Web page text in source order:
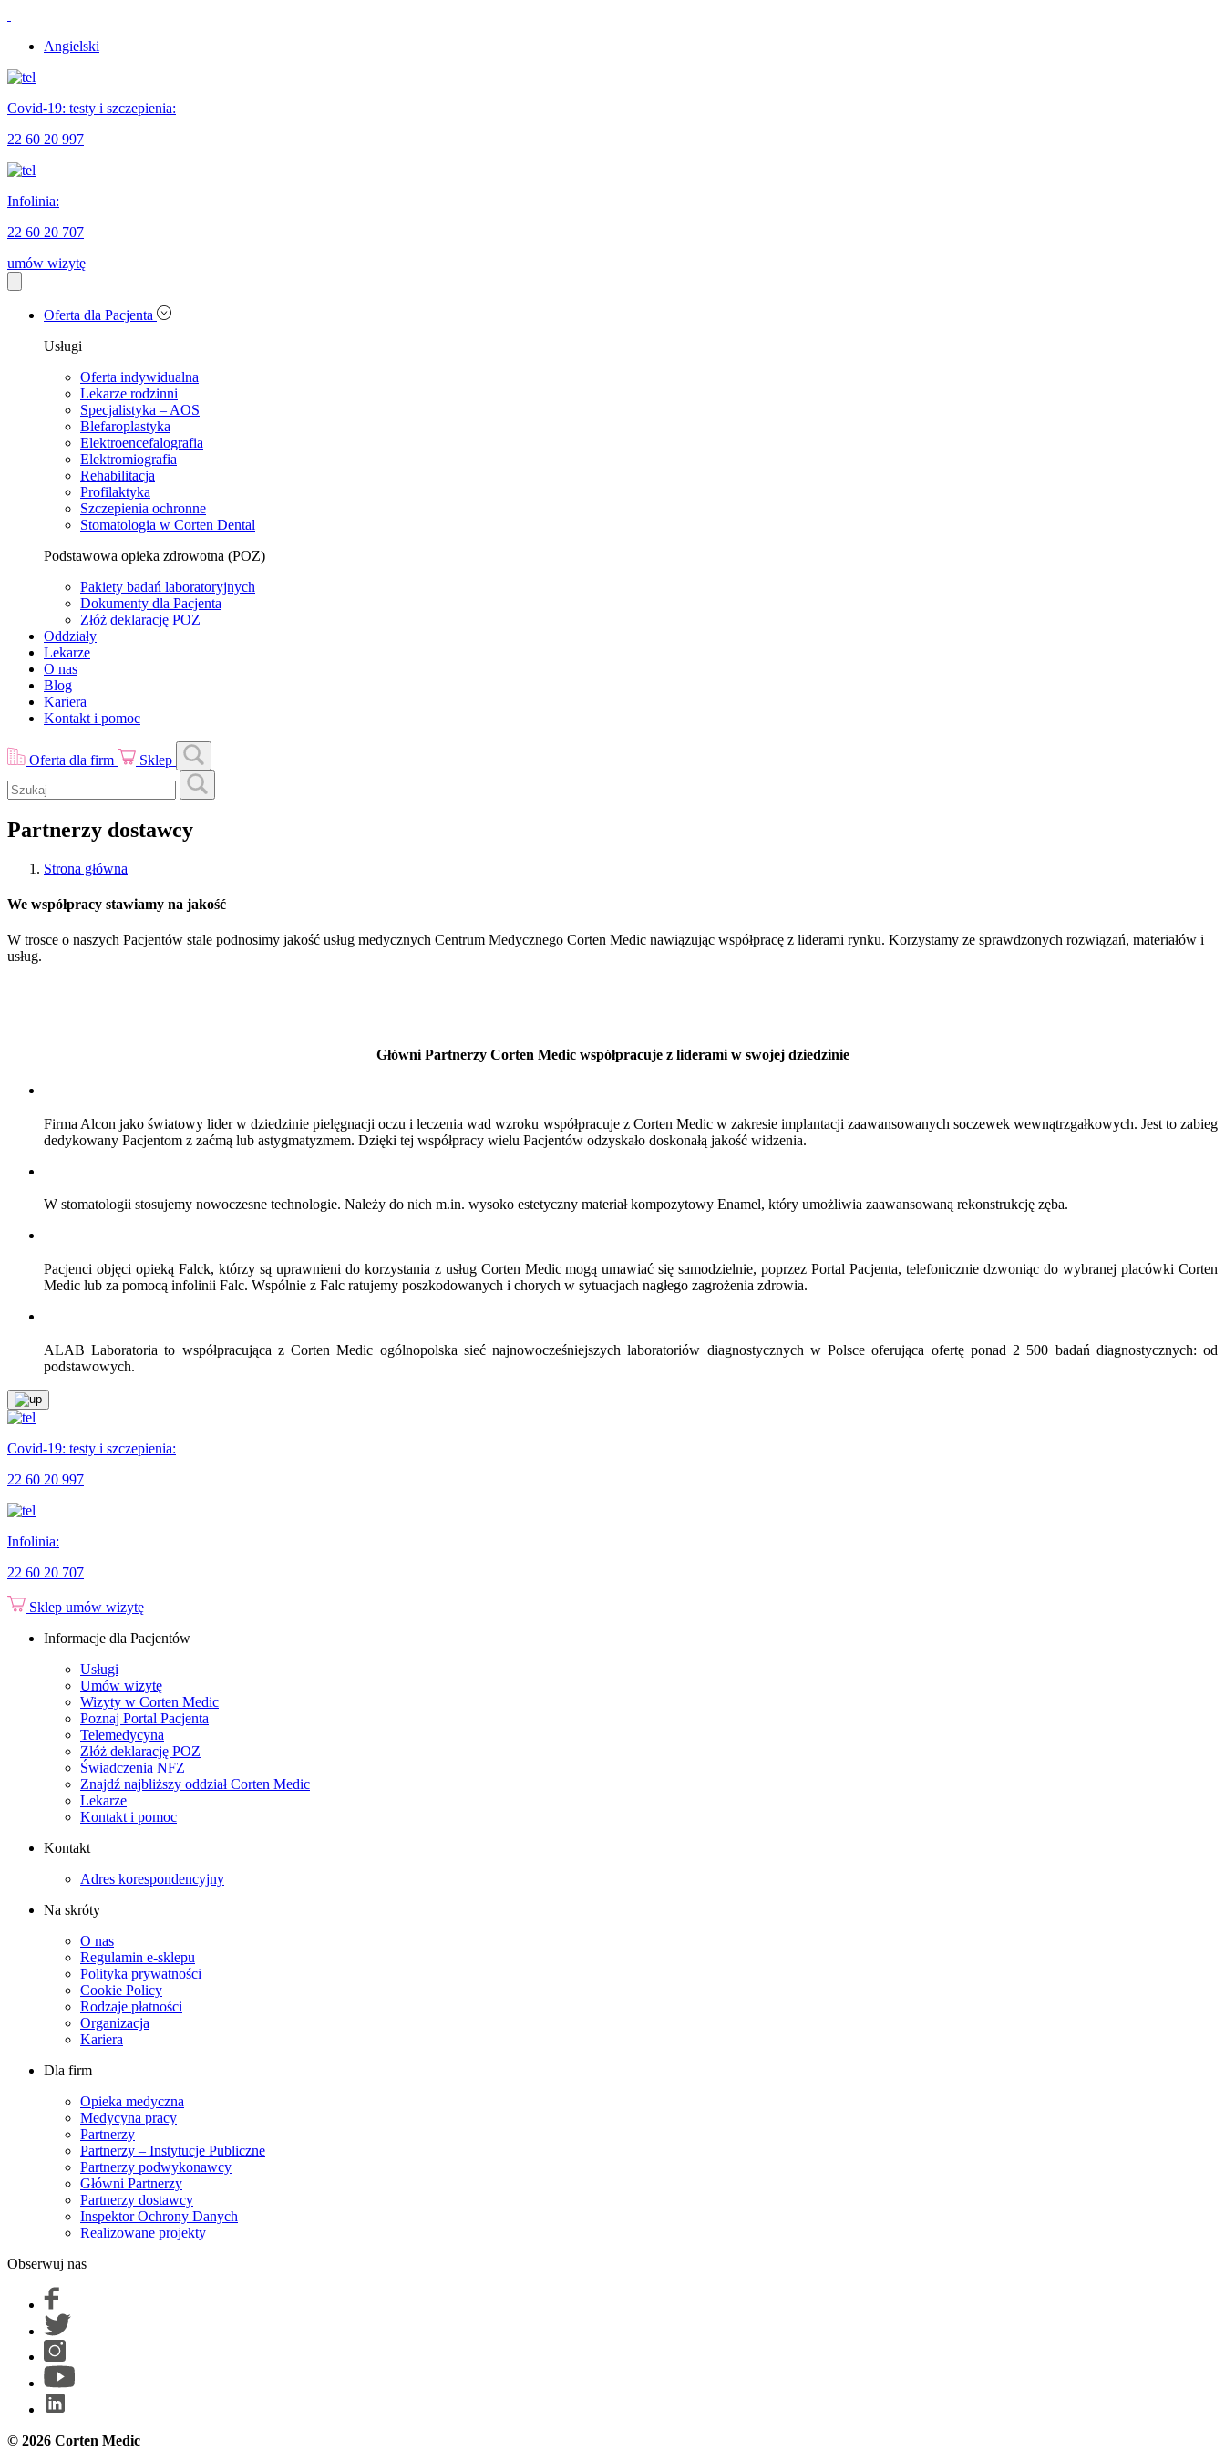
Angielski
Covid-19: testy i szczepienia:
22 60 20 997
Infolinia:
22 60 20 707
umów wizytę
Oferta dla Pacjenta
Usługi
Oferta indywidualna
Lekarze rodzinni
Specjalistyka – AOS
Blefaroplastyka
Elektroencefalografia
Elektromiografia
Rehabilitacja
Profilaktyka
Szczepienia ochronne
Stomatologia w Corten Dental
Podstawowa opieka zdrowotna (POZ)
Pakiety badań laboratoryjnych
Dokumenty dla Pacjenta
Złóż deklarację POZ
Oddziały
Lekarze
O nas
Blog
Kariera
Kontakt i pomoc
Oferta dla firm Sklep
Partnerzy dostawcy
Strona główna
We współpracy stawiamy na jakość
W trosce o naszych Pacjentów stale podnosimy jakość usług medycznych Centrum Medycznego Corten Medic nawiązując współpracę z liderami rynku. Korzystamy ze sprawdzonych rozwiązań, materiałów i
usług.
Główni Partnerzy Corten Medic współpracuje z liderami w swojej dziedzinie
Firma Alcon jako światowy lider w dziedzinie pielęgnacji oczu i leczenia wad wzroku współpracuje z Corten Medic w zakresie implantacji zaawansowanych soczewek wewnątrzgałkowych. Jest to zabieg
dedykowany Pacjentom z zaćmą lub astygmatyzmem. Dzięki tej współpracy wielu Pacjentów odzyskało doskonałą jakość widzenia.
W stomatologii stosujemy nowoczesne technologie. Należy do nich m.in. wysoko estetyczny materiał kompozytowy Enamel, który umożliwia zaawansowaną rekonstrukcję zęba.
Pacjenci objęci opieką Falck, którzy są uprawnieni do korzystania z usług Corten Medic mogą umawiać się samodzielnie, poprzez Portal Pacjenta, telefonicznie dzwoniąc do wybranej placówki Corten
Medic lub za pomocą infolinii Falc. Wspólnie z Falc ratujemy poszkodowanych i chorych w sytuacjach nagłego zagrożenia zdrowia.
ALAB Laboratoria to współpracująca z Corten Medic ogólnopolska sieć najnowocześniejszych laboratoriów diagnostycznych w Polsce oferująca ofertę ponad 2 500 badań diagnostycznych: od
podstawowych.
Covid-19: testy i szczepienia:
22 60 20 997
Infolinia:
22 60 20 707
Sklep umów wizytę
Informacje dla Pacjentów
Usługi
Umów wizytę
Wizyty w Corten Medic
Poznaj Portal Pacjenta
Telemedycyna
Złóż deklarację POZ
Świadczenia NFZ
Znajdź najbliższy oddział Corten Medic
Lekarze
Kontakt i pomoc
Kontakt
Adres korespondencyjny
Na skróty
O nas
Regulamin e-sklepu
Polityka prywatności
Cookie Policy
Rodzaje płatności
Organizacja
Kariera
Dla firm
Opieka medyczna
Medycyna pracy
Partnerzy
Partnerzy – Instytucje Publiczne
Partnerzy podwykonawcy
Główni Partnerzy
Partnerzy dostawcy
Inspektor Ochrony Danych
Realizowane projekty
Obserwuj nas
© 2026 Corten Medic